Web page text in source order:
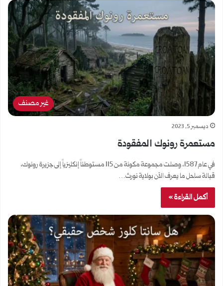
غير مصنف
ديسمبر 5, 2023
مستعمرة رونوك المفقودة
في عام 1587، وصلت مجموعة مكونة من 115 مستوطناً إنكليزياً إلى جزيرة رونوك،
قبالة ساحل ما يعرف الآن بولاية نورث…
أكمل القراءة »